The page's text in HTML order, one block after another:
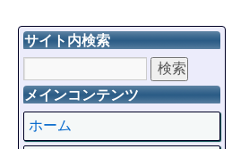
サイト内検索
メインコンテンツ
ホーム